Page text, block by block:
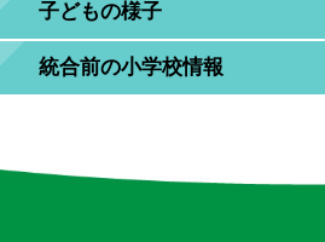
子どもの様子
統合前の小学校情報